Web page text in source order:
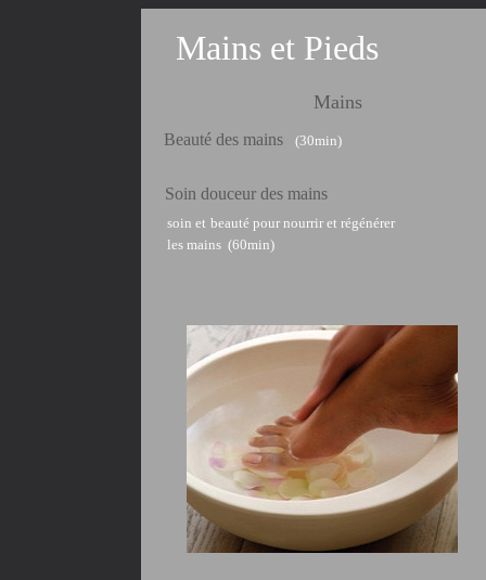
Mains et Pieds
Mon texte simple
Mains
Beauté des mains (30min)
Soin douceur des mains
soin et beauté pour nourrir et régénérer
les mains (60min)